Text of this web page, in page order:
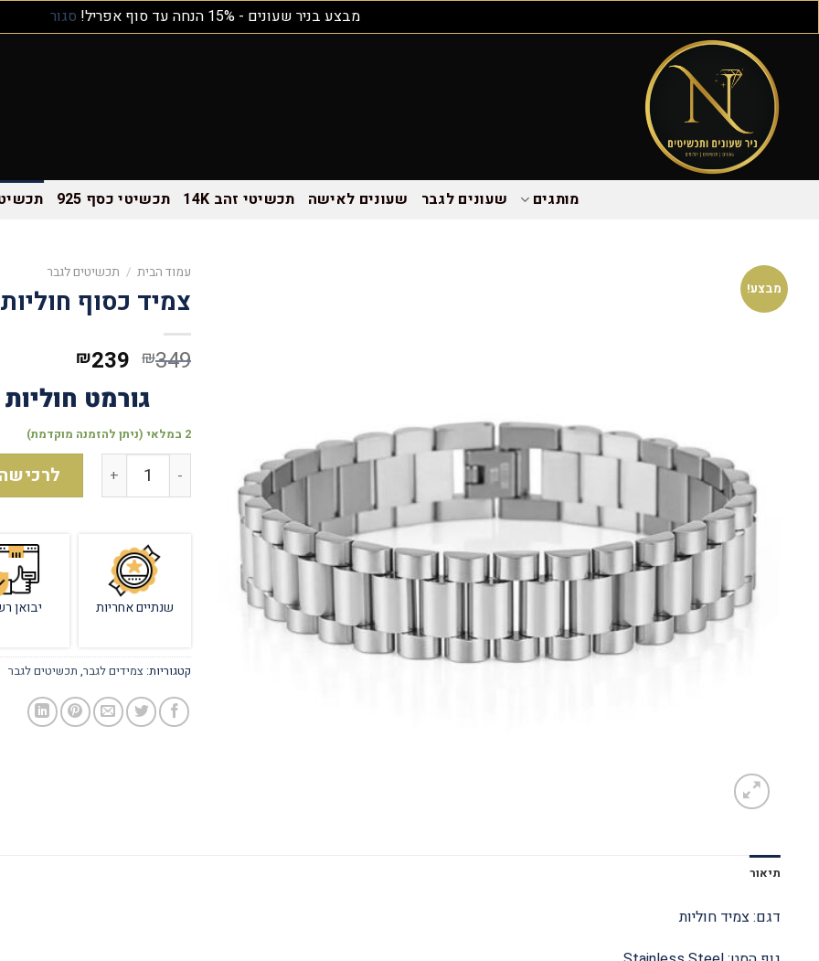
מבצע בניר שעונים - 15% הנחה עד סוף אפריל! סגור
מותגים שעונים לגבר שעונים לאישה תכשיטי זהב 14K תכשיטי כסף 925
מבצע!
עמוד הבית / תכשיטים לגבר
צמיד כסוף חוליות NJ1002
₪349
₪239
גורמט
2 במלאי (ניתן להזמנה מוקדמת)
לרכישה
שנתיים אחריות יבואן
קטגוריות: צמידים לגבר, תכשיטים לגבר
תיאור
דגם: צמיד חוליות